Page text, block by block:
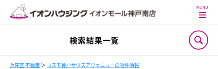
検索結果一覧
兵庫区 不動産 ＞ コスモ神戸サウスアヴェニューの物件情報